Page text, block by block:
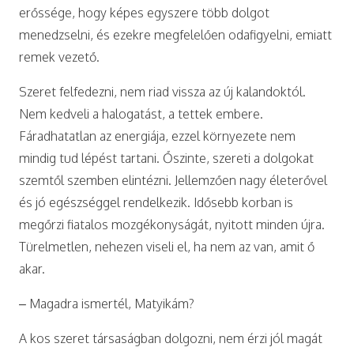
erőssége, hogy képes egyszere több dolgot
menedzselni, és ezekre megfelelően odafigyelni, emiatt
remek vezető.
Szeret felfedezni, nem riad vissza az új kalandoktól.
Nem kedveli a halogatást, a tettek embere.
Fáradhatatlan az energiája, ezzel környezete nem
mindig tud lépést tartani. Őszinte, szereti a dolgokat
szemtől szemben elintézni. Jellemzően nagy életerővel
és jó egészséggel rendelkezik. Idősebb korban is
megőrzi fiatalos mozgékonyságát, nyitott minden újra.
Türelmetlen, nehezen viseli el, ha nem az van, amit ő
akar.
– Magadra ismertél, Matyikám?
A kos szeret társaságban dolgozni, nem érzi jól magát